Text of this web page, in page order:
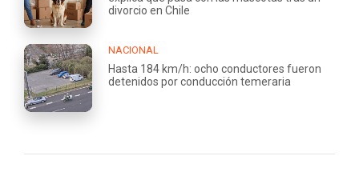
divorcio en Chile
NACIONAL
Hasta 184 km/h: ocho conductores fueron
detenidos por conducción temeraria